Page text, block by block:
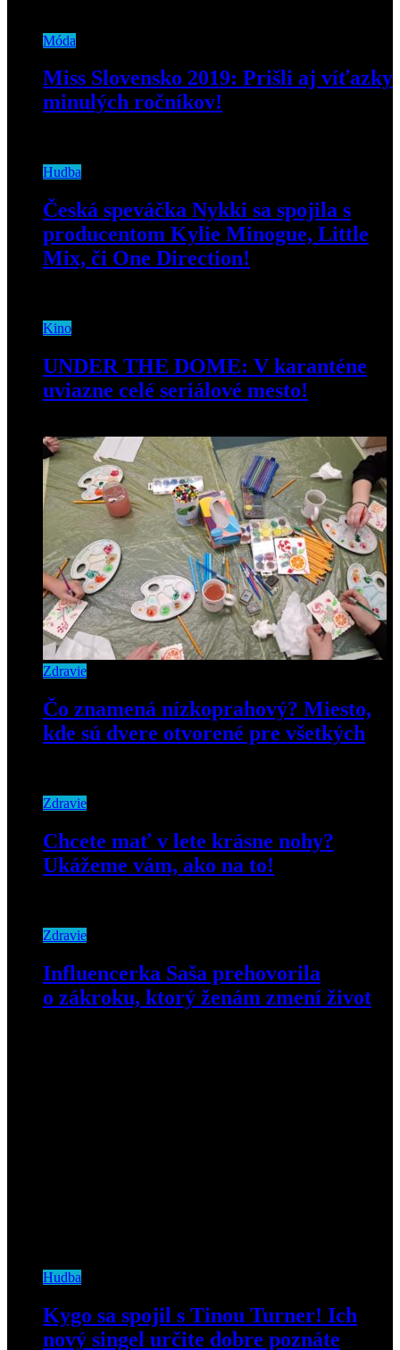
Móda
Miss Slovensko 2019: Prišli aj víťazky
minulých ročníkov!
Hudba
Česká speváčka Nykki sa spojila s
producentom Kylie Minogue, Little
Mix, či One Direction!
Kino
UNDER THE DOME: V karanténe
uviazne celé seriálové mesto!
Zdravie
Čo znamená nízkoprahový? Miesto,
kde sú dvere otvorené pre všetkých
Zdravie
Chcete mať v lete krásne nohy?
Ukážeme vám, ako na to!
Zdravie
Influencerka Saša prehovorila
o zákroku, ktorý ženám zmení život
Hudba
Kygo sa spojil s Tinou Turner! Ich
nový singel určite dobre poznáte